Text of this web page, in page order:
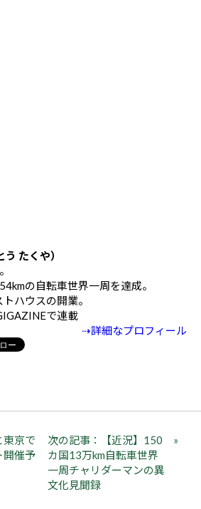
たくや）
の自転車世界一周を達成。
ハウスの開業。
で連載
⇢詳細なプロフィール
東京で
開催予
次の記事：【近況】150
カ国13万km自転車世界
一周チャリダーマンの異
文化見聞録